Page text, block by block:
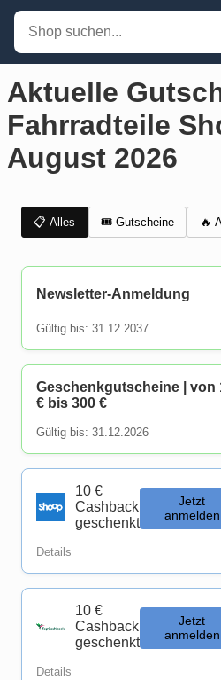
Aktuelle
Fahrradteile
August 2026
📋 Alles 🎟️ Gutscheine 🔥
Newsletter-Anmeldung
Gültig bis: 31.12.2037
Geschenkgutscheine | von
€ bis 300 €
Gültig bis: 31.12.2026
10 €
Cashback
geschenkt
Jetzt
anmelden
Details
10 €
Cashback
geschenkt
Jetzt
anmelden
Details